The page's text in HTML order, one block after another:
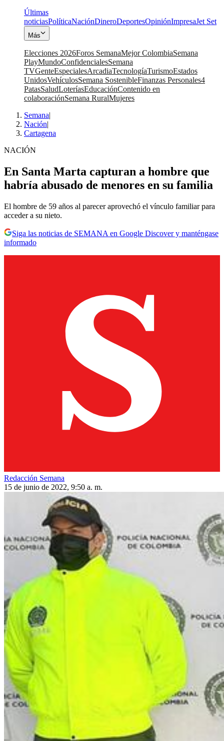
Últimas
noticiasPolíticaNaciónDineroDeportesOpiniónImpresaJet Set
Más
Elecciones 2026Foros SemanaMejor ColombiaSemana
PlayMundoConfidencialesSemana
TVGenteEspecialesArcadiaTecnologíaTurismoEstados
UnidosVehículosSemana SostenibleFinanzas Personales4
PatasSaludLoteríasEducaciónContenido en
colaboraciónSemana RuralMujeres
Semana|
Nación|
Cartagena
NACIÓN
En Santa Marta capturan a hombre que
habría abusado de menores en su familia
El hombre de 59 años al parecer aprovechó el vínculo familiar para
acceder a su nieto.
Siga las noticias de SEMANA en Google Discover y manténgase
informado
Redacción Semana
15 de junio de 2022, 9:50 a. m.